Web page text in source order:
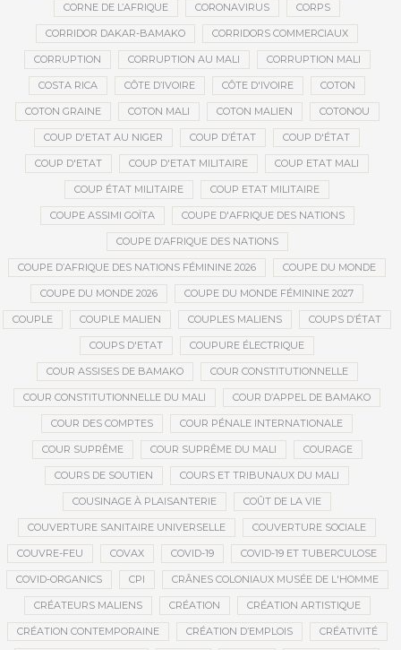
CORNE DE L’AFRIQUE CORONAVIRUS CORPS
CORRIDOR DAKAR-BAMAKO CORRIDORS COMMERCIAUX
CORRUPTION CORRUPTION AU MALI CORRUPTION MALI
COSTA RICA CÔTE D’IVOIRE CÔTE D'IVOIRE COTON
COTON GRAINE COTON MALI COTON MALIEN COTONOU
COUP D'ETAT AU NIGER COUP D’ÉTAT COUP D'ÉTAT
COUP D'ETAT COUP D'ETAT MILITAIRE COUP ETAT MALI
COUP ÉTAT MILITAIRE COUP ETAT MILITAIRE
COUPE ASSIMI GOÏTA COUPE D'AFRIQUE DES NATIONS
COUPE D’AFRIQUE DES NATIONS
COUPE D’AFRIQUE DES NATIONS FÉMININE 2026 COUPE DU MONDE
COUPE DU MONDE 2026 COUPE DU MONDE FÉMININE 2027
COUPLE COUPLE MALIEN COUPLES MALIENS COUPS D’ÉTAT
COUPS D'ETAT COUPURE ÉLECTRIQUE
COUR ASSISES DE BAMAKO COUR CONSTITUTIONNELLE
COUR CONSTITUTIONNELLE DU MALI COUR D’APPEL DE BAMAKO
COUR DES COMPTES COUR PÉNALE INTERNATIONALE
COUR SUPRÊME COUR SUPRÊME DU MALI COURAGE
COURS DE SOUTIEN COURS ET TRIBUNAUX DU MALI
COUSINAGE À PLAISANTERIE COÛT DE LA VIE
COUVERTURE SANITAIRE UNIVERSELLE COUVERTURE SOCIALE
COUVRE-FEU COVAX COVID-19 COVID-19 ET TUBERCULOSE
COVID-ORGANICS CPI CRÂNES COLONIAUX MUSÉE DE L'HOMME
CRÉATEURS MALIENS CRÉATION CRÉATION ARTISTIQUE
CRÉATION CONTEMPORAINE CRÉATION D’EMPLOIS CRÉATIVITÉ